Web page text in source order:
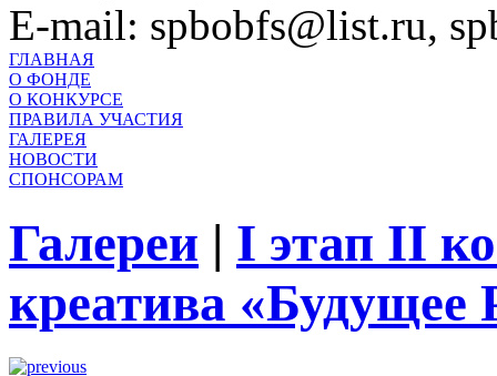
E-mail: spbobfs@list.ru,
ГЛАВНАЯ
О ФОНДЕ
О КОНКУРСЕ
ПРАВИЛА УЧАСТИЯ
ГАЛЕРЕЯ
НОВОСТИ
СПОНСОРАМ
Галереи | I этап II
креатива «Будущее